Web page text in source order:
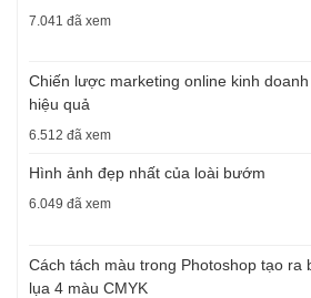
7.041 đã xem
Chiến lược marketing online kinh
hiệu quả
6.512 đã xem
Hình ảnh đẹp nhất của loài bướm
6.049 đã xem
Cách tách màu trong Photoshop tạo ra
lụa 4 màu CMYK